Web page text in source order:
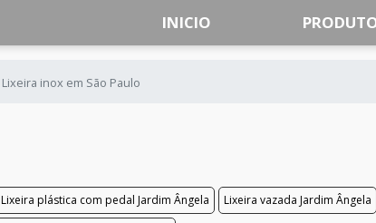
INICIO
Lixeira inox em São Paulo
Lixeira plástica com pedal Jardim Ângela
Lixeira vazada Jardim Ângela